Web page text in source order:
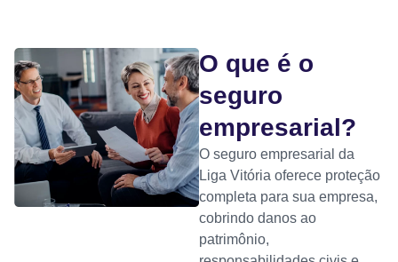
O que é o
seguro
empresarial?
O seguro empresarial da
Liga Vitória oferece proteção
completa para sua empresa,
cobrindo danos ao
patrimônio,